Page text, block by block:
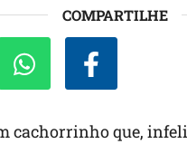
COMPARTILHE
cachorrinho que,